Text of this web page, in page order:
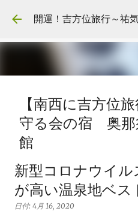
スキップしてメイ
開運！吉方位旅行～祐
【南西に吉方位
守る会の宿 奥那
館
源泉かけ流し 自家源泉
方徳
新型コロナウイル
が高い温泉地ベス
日付: 4月 16, 2020